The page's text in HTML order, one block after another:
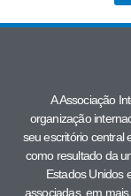
A Associação
organização
seu escritório central
como resultado da
Estados Unidos
associadas, em